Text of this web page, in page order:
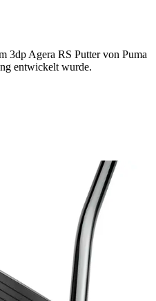
3dp Agera RS Putter von Puma
entwickelt wurde.